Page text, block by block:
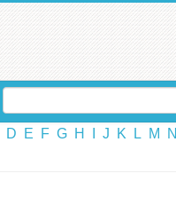
D E F G H J K L M N